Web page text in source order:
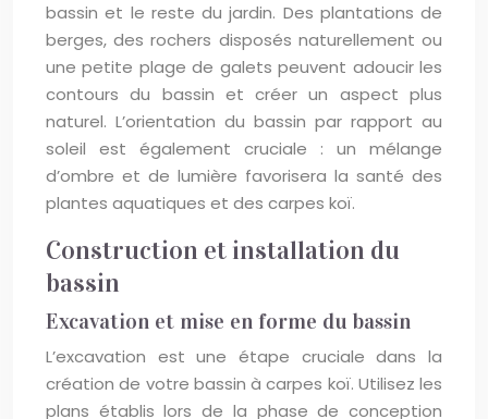
bassin et le reste du jardin. Des plantations de
berges, des rochers disposés naturellement ou
une petite plage de galets peuvent adoucir les
contours du bassin et créer un aspect plus
naturel. L’orientation du bassin par rapport au
soleil est également cruciale : un mélange
d’ombre et de lumière favorisera la santé des
plantes aquatiques et des carpes koï.
Construction et installation du
bassin
Excavation et mise en forme du bassin
L’excavation est une étape cruciale dans la
création de votre bassin à carpes koï. Utilisez les
plans établis lors de la phase de conception